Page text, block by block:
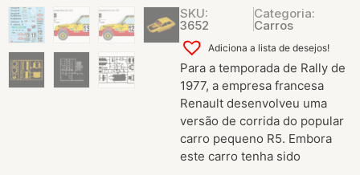
SKU:
3652
Categoria:
Carros
Adiciona a lista de desejos!
Para a temporada de Rally de
1977, a empresa francesa
Renault desenvolveu uma
versão de corrida do popular
carro pequeno R5. Embora
este carro tenha sido